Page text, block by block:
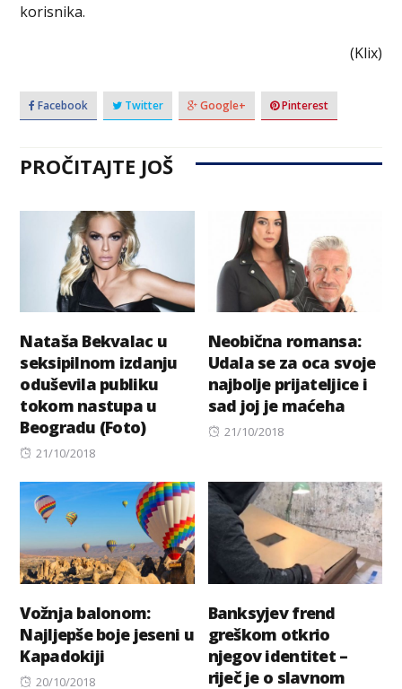
korisnika.
(Klix)
Facebook Twitter Google+ Pinterest
PROČITAJTE JOŠ
Nataša Bekvalac u
seksipilnom izdanju
oduševila publiku
tokom nastupa u
Beogradu (Foto)
Posted
21/10/2018
Neobična romansa:
Udala se za oca svoje
najbolje prijateljice i
sad joj je maćeha
Posted
21/10/2018
Vožnja balonom:
Najljepše boje jeseni u
Kapadokiji
Posted
20/10/2018
Banksyjev frend
greškom otkrio
njegov identitet –
riječ je o slavnom